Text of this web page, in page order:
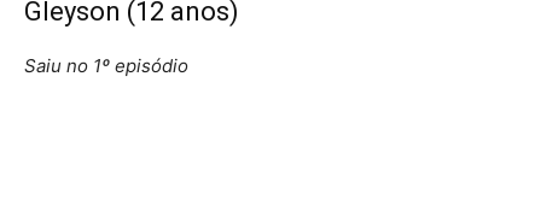
Gleyson (12 anos)
Saiu no 1º episódio